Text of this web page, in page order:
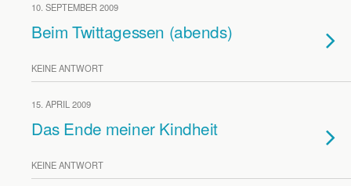
10. SEPTEMBER 2009
Beim Twittagessen (abends)
KEINE ANTWORT
15. APRIL 2009
Das Ende meiner Kindheit
KEINE ANTWORT